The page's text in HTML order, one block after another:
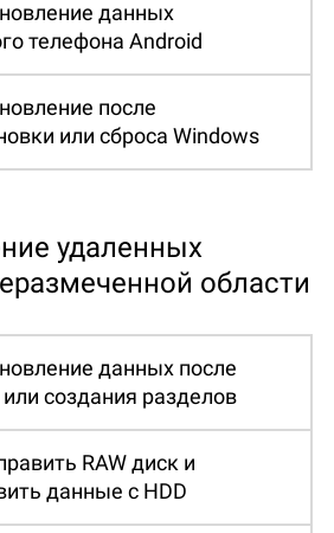
данных
телефона Android
после
или сброса Windows
удаленных
области
данных после
создания разделов
RAW диск и
данные с HDD